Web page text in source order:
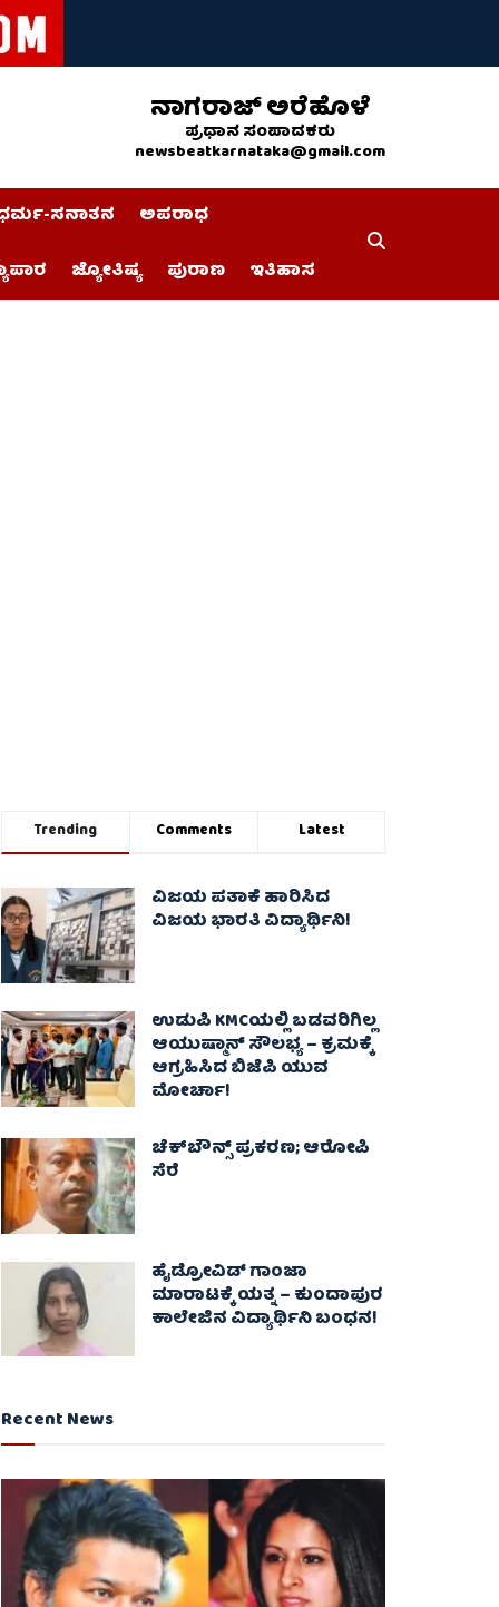
ನಾಗರಾಜ್ ಅರೆಹೊಳೆ
ಪ್ರಧಾನ ಸಂಪಾದಕರು
newsbeatkarnataka@gmail.com
ಸನಾತನ
ಅಪರಾಧ
ಜ್ಯೋತಿಷ್ಯ ಪುರಾಣ ಇತಿಹಾಸ
Trending Comments Latest
ವಿಜಯ ಪತಾಕೆ ಹಾರಿಸಿದ
ವಿಜಯ ಭಾರತಿ ವಿದ್ಯಾರ್ಥಿನಿ!
ಉಡುಪಿ KMCಯಲ್ಲಿ ಬಡವರಿಗಿಲ್ಲ
ಆಯುಷ್ಮಾನ್ ಸೌಲಭ್ಯ – ಕ್ರಮಕ್ಕೆ
ಆಗ್ರಹಿಸಿದ ಬಿಜೆಪಿ ಯುವ
ಮೋರ್ಚಾ!
ಚೆಕ್​ಬೌನ್ಸ್​ ಪ್ರಕರಣ; ಆರೋಪಿ
ಸೆರೆ
ಹೈಡ್ರೋವಿಡ್ ಗಾಂಜಾ
ಮಾರಾಟಕ್ಕೆ ಯತ್ನ – ಕುಂದಾಪುರ
ಕಾಲೇಜಿನ ವಿದ್ಯಾರ್ಥಿನಿ ಬಂಧನ!
Recent News